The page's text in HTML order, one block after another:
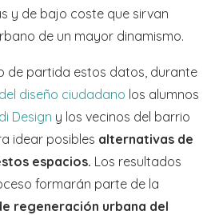
y de bajo coste que sirvan
de un mayor dinamismo.
de partida estos datos, durante
diseño ciudadano los alumnos
Design y los vecinos del barrio
idear posibles alternativas de
espacios. Los resultados
formarán parte de la
regeneración urbana del